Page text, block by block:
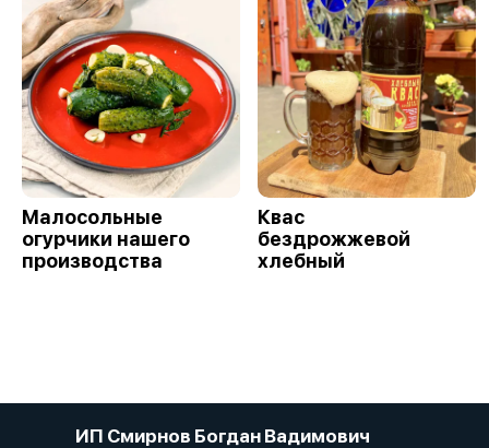
Малосольные
огурчики нашего
производства
Квас
бездрожжевой
хлебный
ИП Смирнов Богдан Вадимович